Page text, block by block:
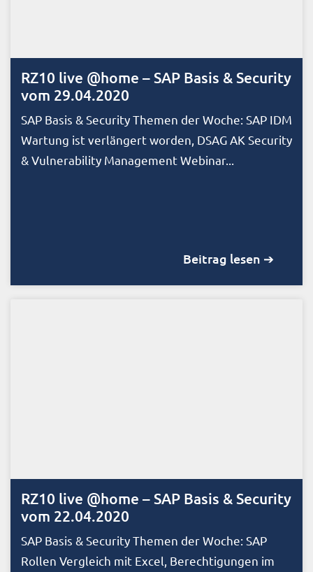
RZ10 live @home – SAP Basis & Security
vom 29.04.2020
SAP Basis & Security Themen der Woche: SAP IDM
Wartung ist verlängert worden, DSAG AK Security
& Vulnerability Management Webinar...
Beitrag lesen ➔
RZ10 live @home – SAP Basis & Security
vom 22.04.2020
SAP Basis & Security Themen der Woche: SAP
Rollen Vergleich mit Excel, Berechtigungen im